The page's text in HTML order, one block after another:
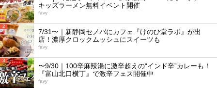
キッズラーメン無料イベント開催
favy
2
7/31〜｜新静岡セノバにカフェ『けのひ堂ラボ』が出
店！濃厚クロックムッシュにスイーツも
favy
3
〜9/30｜100辛麻辣湯に激辛超えの“インド辛”カレーも！
『富山北口横丁』で激辛フェス開催中
favy